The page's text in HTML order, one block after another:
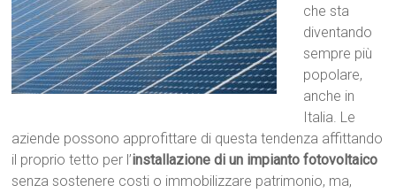
che sta
diventando
sempre più
popolare,
anche in
Italia. Le
aziende possono approfittare di questa tendenza affittando
il proprio tetto per l’installazione di un impianto fotovoltaico
senza sostenere costi o immobilizzare patrimonio, ma,